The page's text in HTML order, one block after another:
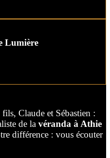
Lumière
Claude et Sébastien :
de la véranda à Athie
différence : vous écouter